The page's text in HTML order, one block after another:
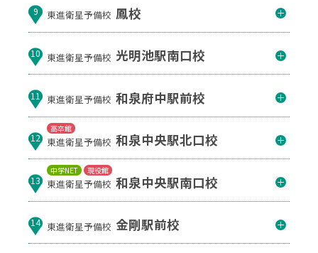
9 東進衛星予備校 鳳校
10 東進衛星予備校 光明池駅南口校
11 東進衛星予備校 和泉府中駅前校
高卒館
12 東進衛星予備校 和泉中央駅北口校
中学NET 現役館
13 東進衛星予備校 和泉中央駅南口校
14 東進衛星予備校 金剛駅前校